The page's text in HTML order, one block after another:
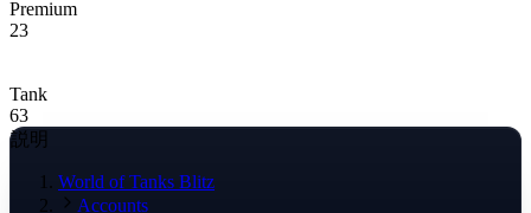
Premium
23
Tank
63
説明
World of Tanks Blitz
Accounts